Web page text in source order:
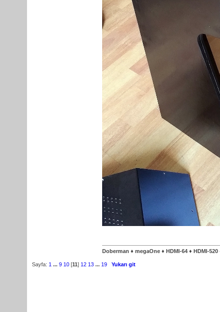
Doberman ♦ megaOne ♦ HDMI-64 ♦ HDMI-
Sayfa: 1 ... 9 10 [11] 12 13 ... 19 Yukarı git